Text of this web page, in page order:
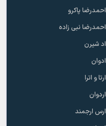
احمدرضا پاکرو
احمدرضا نبی زاده
اد شیرن
ادوان
ارتا و اترا
اردوان
ارس ارجمند